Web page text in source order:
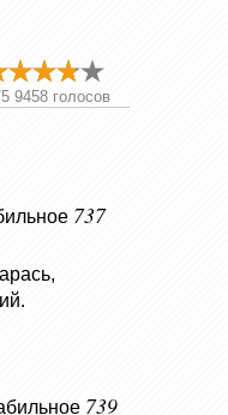
5 9458 голосов
737
739